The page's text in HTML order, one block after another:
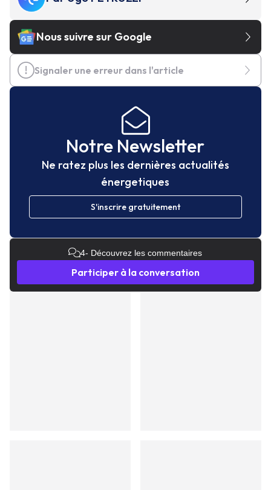
Nous suivre sur Google
Signaler une erreur dans l'article
Notre Newsletter
Ne ratez plus les dernières actualités
énergetiques
S'inscrire gratuitement
4- Découvrez les commentaires
Participer à la conversation